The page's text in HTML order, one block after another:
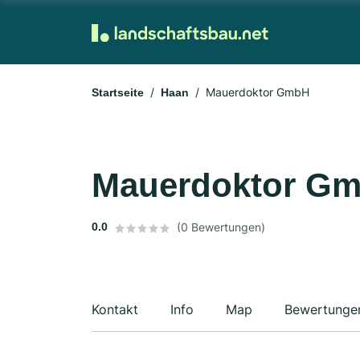
Startseite Haan Mauerdoktor GmbH
Mauerdoktor
0.0 (0 Bewertungen)
Kontakt Info Map